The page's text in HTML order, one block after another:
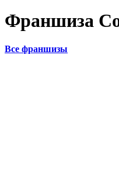
Франшиза
Все франшизы